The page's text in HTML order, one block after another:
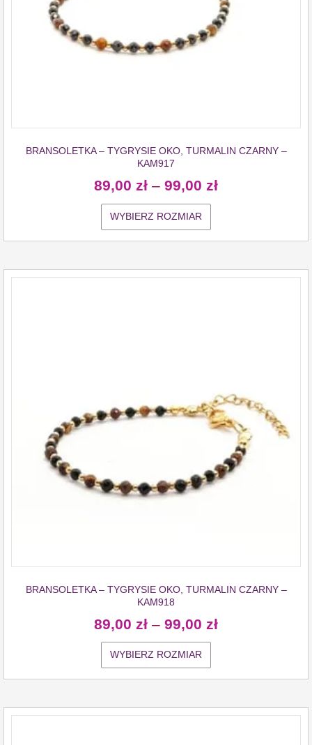
BRANSOLETKA – TYGRYSIE OKO, TURMALIN CZARNY –
KAM917
89,00 zł – 99,00 zł
WYBIERZ ROZMIAR
BRANSOLETKA – TYGRYSIE OKO, TURMALIN CZARNY –
KAM918
89,00 zł – 99,00 zł
WYBIERZ ROZMIAR